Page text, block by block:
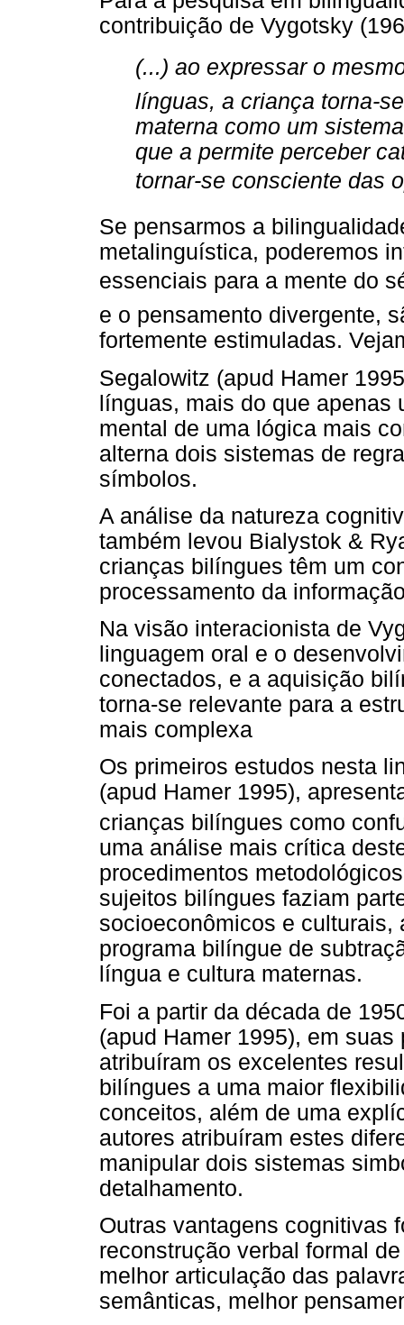
contribuição de Vygotsky
(...) ao expressar o
línguas, a criança torna-
materna como um
que a permite perceber
tornar-se consciente das
Se pensarmos a
metalinguística, poderemos
essenciais para a mente do
e o pensamento divergente,
fortemente estimuladas.
Segalowitz (apud Hamer
línguas, mais do que apenas
mental de uma lógica mais
alterna dois sistemas de
símbolos.
A análise da natureza
também levou Bialystok &
crianças bilíngues têm um
processamento da
Na visão interacionista de
linguagem oral e o
conectados, e a aquisição
torna-se relevante para a
mais complexa
Os primeiros estudos nesta
(apud Hamer 1995),
crianças bilíngues como
uma análise mais crítica
procedimentos
sujeitos bilíngues faziam
socioeconômicos e culturais,
programa bilíngue de
língua e cultura maternas.
Foi a partir da década de
(apud Hamer 1995), em
atribuíram os excelentes
bilíngues a uma maior
conceitos, além de uma
autores atribuíram estes
manipular dois sistemas
detalhamento.
Outras vantagens cognitivas
reconstrução verbal formal
melhor articulação das
semânticas, melhor